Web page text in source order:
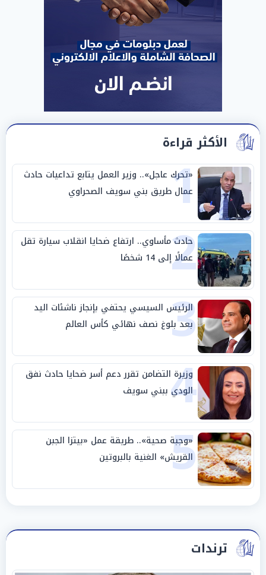
الأكثر قراءة
1
«تحرك عاجل».. وزير العمل يتابع تداعيات حادث
عمال طريق بني سويف الصحراوي
2
حادث مأساوي.. ارتفاع ضحايا انقلاب سيارة تقل
عمالًا إلى 14 شخصًا
3
الرئيس السيسي يحتفي بإنجاز ناشئات اليد
بعد بلوغ نصف نهائي كأس العالم
4
وزيرة التضامن تقرر دعم أسر ضحايا حادث نفق
الودي ببني سويف
5
«وجبة صحية».. طريقة عمل «بيتزا الجبن
القريش» الغنية بالبروتين
ترندات